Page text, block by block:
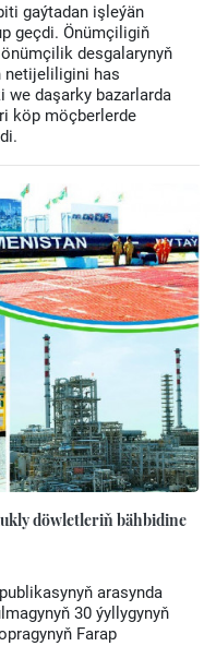
gaýtadan işleýän
geçdi. Önümçiligiň
desgalarynyň
netijeliligini has
we daşarky bazarlarda
köp möçberlerde
döwletleriň bähbidine
arasynda
30 ýyllygynyň
Farap